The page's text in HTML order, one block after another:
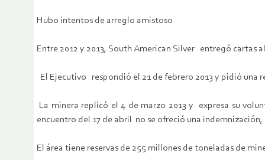
Hubo intentos de arreglo amistoso
Entre 2012 y 2013, South American Silver entregó cartas
El Ejecutivo respondió el 21 de febrero 2013 y pidió una
La minera replicó el 4 de marzo 2013 y expresa su
encuentro del 17 de abril no se ofreció una indemnización,
El área tiene reservas de 255 millones de toneladas de